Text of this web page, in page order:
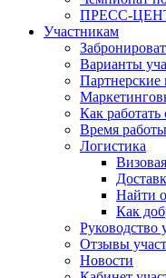
ПРЕСС-
Участникам
Варианты
Партнерские
Как
Время
Логистика
Найти
Как
Руководство
Отзывы
Новости